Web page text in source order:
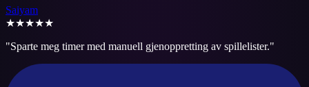
Saiyam
★★★★★
"Sparte meg timer med manuell gjenoppretting av spillelister."